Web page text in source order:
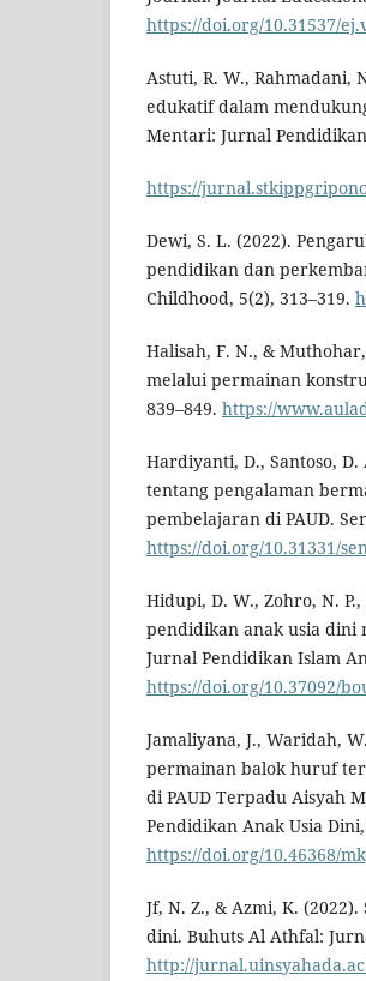
https://doi.org/10.31537/
Astuti, R. W., Rahmadani,
edukatif dalam
Mentari: Jurnal
https://
Dewi, S. L. (2022).
pendidikan dan
Childhood, 5(2), 313–319.
Halisah, F. N., &
melalui permainan
839–849. https://
Hardiyanti, D., Santoso,
tentang pengalaman
pembelajaran di PAUD.
https://doi.org/10.31331/
Hidupi, D. W., Zohro, N.
pendidikan anak usia dini
Jurnal Pendidikan Islam
https://doi.org/10.37092/
Jamaliyana, J., Waridah,
permainan balok huruf
di PAUD Terpadu Aisyah
Pendidikan Anak Usia
https://doi.org/10.46368/
Jf, N. Z., & Azmi, K.
dini. Buhuts Al Athfal:
http://